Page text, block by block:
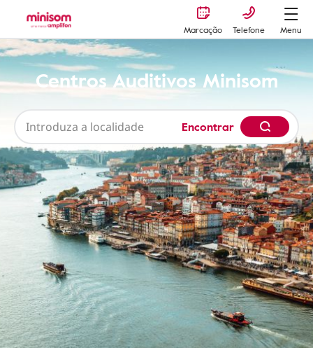
Marcação Telefone Menu
Centros Auditivos Minisom
Encontrar